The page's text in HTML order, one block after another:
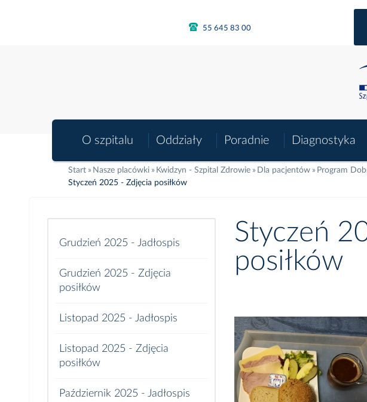
55 645 83 00
O szpitalu Oddziały Poradnie Diagnostyka
Start Nasze placówki Kwidzyn - Szpital Zdrowie Dla pacjentów
Program
Styczeń 2025 - Zdjęcia posiłków
Grudzień 2025 - Jadłospis
Grudzień 2025 - Zdjęcia
posiłków
Listopad 2025 - Jadłospis
Listopad 2025 - Zdjęcia
posiłków
Październik 2025 - Jadłospis
Styczeń
posiłków